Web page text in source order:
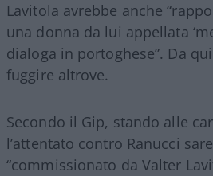
Lavitola avrebbe anche
una donna da lui appellata
dialoga in portoghese”. Da
fuggire altrove.
Secondo il Gip, stando alle
l’attentato contro Ranucci
“commissionato da Valter